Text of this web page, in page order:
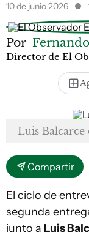
10 de junio 2026
Por
Director de El
Luis Balcarce
Compartir
El ciclo de
segunda
junto a Luis